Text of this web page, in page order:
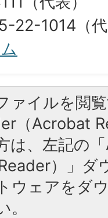
22-1014（
ァイルを閲
（Acrobat
は、左記の
）」ダ
ウェアをダ